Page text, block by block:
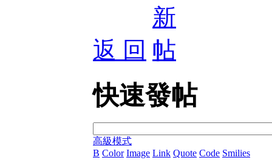
返 回
快速發帖
高級模式
B Color Image Link Quote Code Smilies